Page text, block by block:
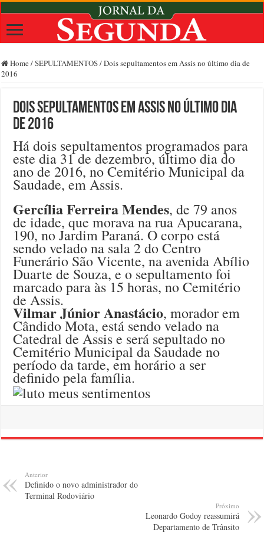
Home /SEPULTAMENTOS/Dois sepultamentos em Assis no último dia de
2016
Dois sepultamentos em Assis no último dia
de 2016
Há dois sepultamentos programados para
este dia 31 de dezembro, último dia do
ano de 2016, no Cemitério Municipal da
Saudade, em Assis.
Gercília Ferreira Mendes, de 79 anos
de idade, que morava na rua Apucarana,
190, no Jardim Paraná. O corpo está
sendo velado na sala 2 do Centro
Funerário São Vicente, na avenida Abílio
Duarte de Souza, e o sepultamento foi
marcado para às 15 horas, no Cemitério
de Assis.
Vilmar Júnior Anastácio, morador em
Cândido Mota, está sendo velado na
Catedral de Assis e será sepultado no
Cemitério Municipal da Saudade no
período da tarde, em horário a ser
definido pela família.
Anterior
Definido o novo administrador do
Terminal Rodoviário
Próximo
Leonardo Godoy reassumirá
Departamento de Trânsito